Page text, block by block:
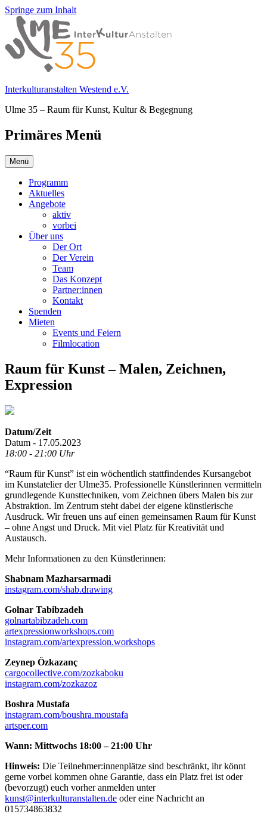
Springe zum Inhalt
Interkulturanstalten Westend e.V.
Ulme 35 – Raum für Kunst, Kultur & Begegnung
Primäres Menü
Menü
Programm
Aktuelles
Angebote
aktiv
vorbei
Über uns
Der Ort
Der Verein
Team
Das Konzept
Partner:innen
Kontakt
Spenden
Mieten
Events und Feiern
Filmlocation
Raum für Kunst – Malen, Zeichnen,
Expression
Datum/Zeit
Datum - 17.05.2023
18:00 - 21:00 Uhr
“Raum für Kunst” ist ein wöchentlich stattfindendes Kursangebot
im Kunstatelier der Ulme35. Professionelle Künstlerinnen vermitteln
grundlegende Kunsttechniken, vom Zeichnen übers Malen bis zur
Abstraktion. Im Zentrum steht dabei der eigene künstlerische
Ausdruck. Wir freuen uns auf einen gemeinsamen Raum für Kunst
– ohne Angst und Druck. Mit viel Platz für Kreativität und
Austausch.
Mehr Informationen zu den Künstlerinnen:
Shabnam Mazharsarmadi
instagram.com/shab.drawing
Golnar Tabibzadeh
golnartabibzadeh.com
artexpressionworkshops.com
instagram.com/artexpression.workshops
Zeynep Özkazanç
cargocollective.com/zozkaboku
instagram.com/zozkazoz
Boshra Mustafa
instagram.com/boushra.moustafa
artsper.com
Wann: Mittwochs 18:00 – 21:00 Uhr
Hinweis: Die Teilnehmer:innenplätze sind beschränkt, ihr könnt
gerne vorbei kommen ohne Garantie, dass ein Platz frei ist oder
(bevorzugt) euch vorher anmelden unter
kunst@interkulturanstalten.de oder eine Nachricht an
015734863832